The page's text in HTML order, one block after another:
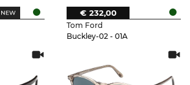
Tom Ford
Buckley-02 - 01A
€ 232,00